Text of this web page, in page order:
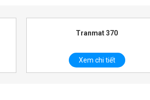
Tonmatpan P-Pur&Mineral Wool
Xem chi tiết